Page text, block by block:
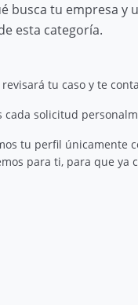
busca tu empresa y
esta categoría.
revisará tu caso y te
cada solicitud
tu perfil únicamente
para ti, para que ya